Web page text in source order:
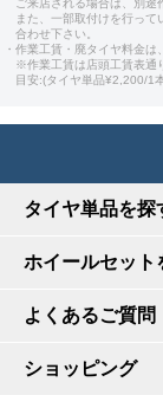
ご来店される場合は、別途
また、一部取付けを行っ
合わせ下さい。
・作業工賃・廃タイヤ料金は
※作業工賃は店頭工賃表通
目安:(タイヤ単品¥2,200/1
タイヤ単品を探
ホイールセット
よくあるご質問
ショッピング